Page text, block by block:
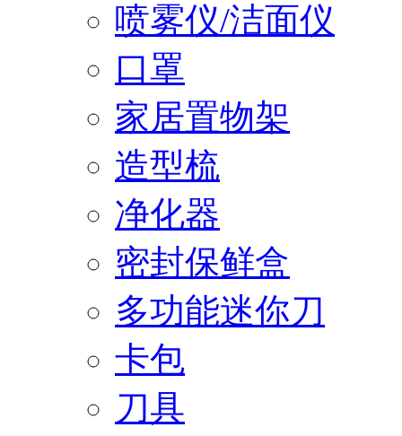
喷雾仪/洁面仪
口罩
家居置物架
造型梳
净化器
密封保鲜盒
多功能迷你刀
卡包
刀具